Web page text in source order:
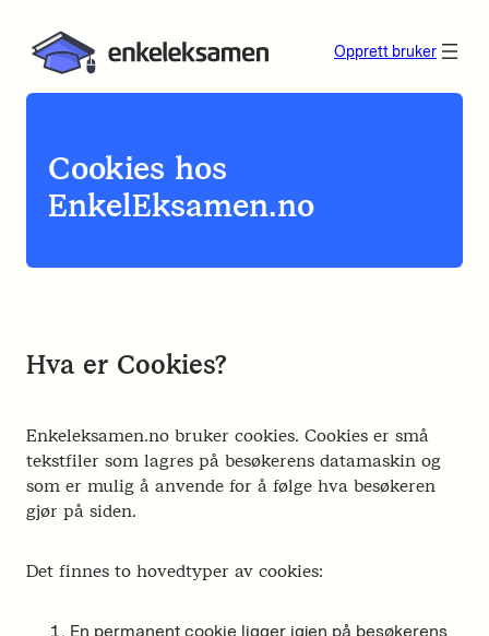
Opprett bruker
Cookies hos
EnkelEksamen.no
Hva er Cookies?
Enkeleksamen.no bruker cookies. Cookies er små
tekstfiler som lagres på besøkerens datamaskin og
som er mulig å anvende for å følge hva besøkeren
gjør på siden.
Det finnes to hovedtyper av cookies: